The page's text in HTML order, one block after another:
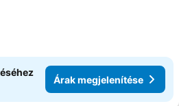
Árak megjelenítése